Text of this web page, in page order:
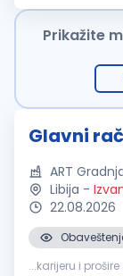
potraživanja
Prikažite
Glavni
ART
Libija -
22.08.2026
...karijeru i